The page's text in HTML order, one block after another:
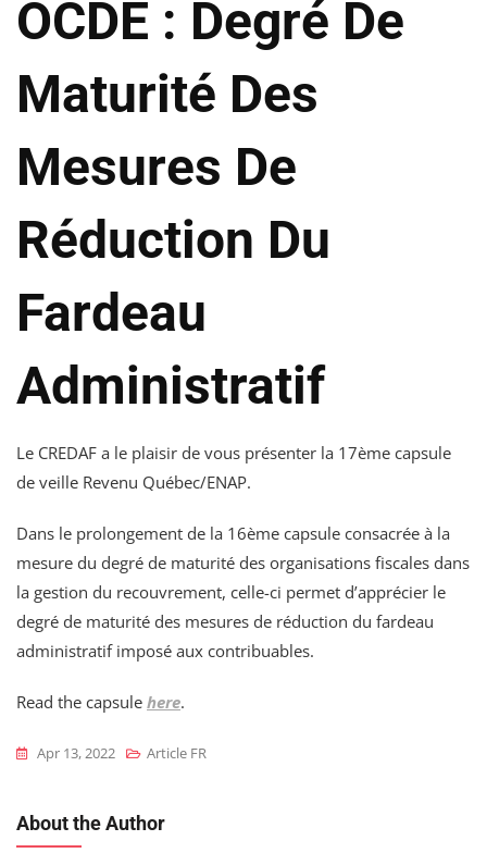
OCDE : Degré De
Maturité Des
Mesures De
Réduction Du
Fardeau
Administratif
Le CREDAF a le plaisir de vous présenter la 17ème capsule
de veille Revenu Québec/ENAP.
Dans le prolongement de la 16ème capsule consacrée à la
mesure du degré de maturité des organisations fiscales dans
la gestion du recouvrement, celle-ci permet d’apprécier le
degré de maturité des mesures de réduction du fardeau
administratif imposé aux contribuables.
Read the capsule here.
Apr 13, 2022 Article FR
About the Author